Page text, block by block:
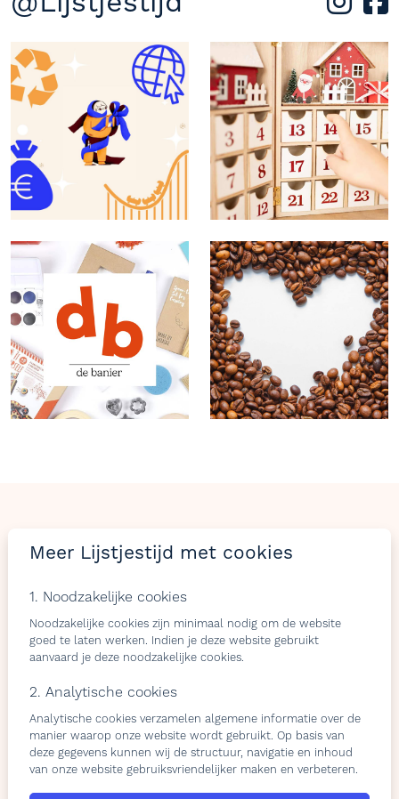
LIJSTJES TIJD
verlanglijstjes te maken met producten van gelijk welke
webshop.
Bezoekers
Verlangslijstjes maken
Cadeaulijstje
personaliseren
Wat is de L-club
Wordt lid van onze L-club
Contacteer ons
Meer Lijstjestijd met cookies
1. Noodzakelijke cookies
Noodzakelijke cookies zijn minimaal nodig om de website
goed te laten werken. Indien je deze website gebruikt
aanvaard je deze noodzakelijke cookies.
2. Analytische cookies
Analytische cookies verzamelen algemene informatie over de
manier waarop onze website wordt gebruikt. Op basis van
deze gegevens kunnen wij de structuur, navigatie en inhoud
van onze website gebruiksvriendelijker maken en verbeteren.